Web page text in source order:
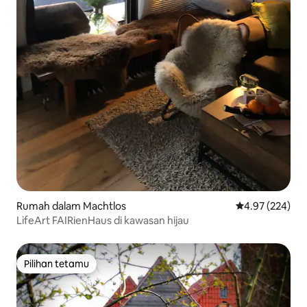
Rumah dalam Machtlos Penarafan
4.97 (224)
LifeArt FAIRienHaus di kawasan hijau
Pilihan tetamu
Pilihan tetamu